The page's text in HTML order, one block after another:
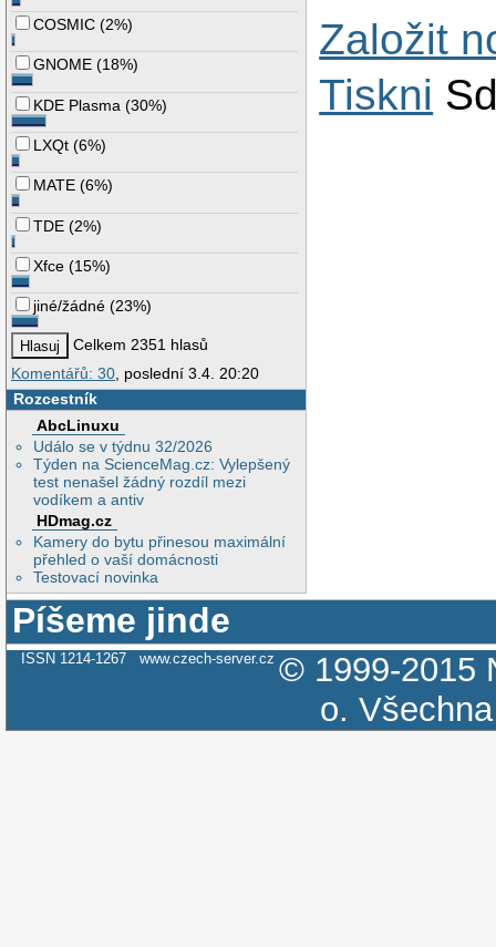
COSMIC (2%)
GNOME (18%)
KDE Plasma (30%)
LXQt (6%)
MATE (6%)
TDE (2%)
Xfce (15%)
jiné/žádné (23%)
Celkem 2351 hlasů
Komentářů: 30 , poslední 3.4. 20:20
Rozcestník
AbcLinuxu
Událo se v týdnu 32/2026
Týden na ScienceMag.cz: Vylepšený
test nenašel žádný rozdíl mezi
vodíkem a antiv
HDmag.cz
Kamery do bytu přinesou maximální
přehled o vaší domácnosti
Testovací novinka
Založit
Tiskni
Píšeme jinde
ISSN 1214-1267 www.czech-server.cz © 1999-2015
o.